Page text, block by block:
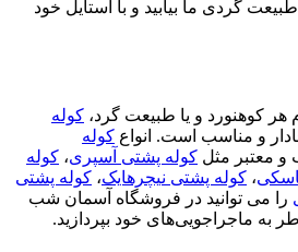
گردی ما بیابید و با استایل خود
هر کوهنورد و یا طبیعت گرد، کوله
و مناسب است. انواع کوله
و معتبر مثل کوله پشتی آسپری، کوله
، کوله پشتی نیچرهایک، کوله پشتی
را می توانید در فروشگاه آسمان شب
به ماجراجویی‌های خود بپردازید.